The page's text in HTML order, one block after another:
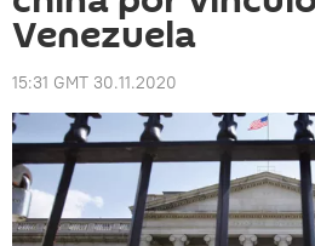
Venezuela
15:31 GMT 30.11.2020